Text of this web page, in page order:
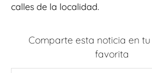
calles de la localidad.
Comparte esta noticia en
favorita